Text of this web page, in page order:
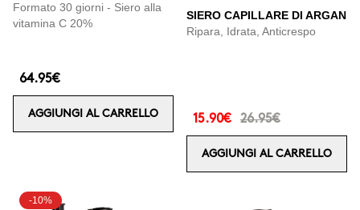
Formato 30 giorni - Siero alla
vitamina C 20%
64.95€
AGGIUNGI AL CARRELLO
SIERO CAPILLARE DI ARGAN
Ripara, Idrata, Anticrespo
15.90€ 26.95€
AGGIUNGI AL CARRELLO
-10%